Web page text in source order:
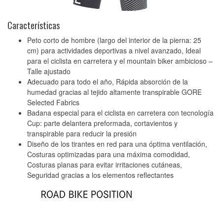
Características
Peto corto de hombre (largo del interior de la pierna: 25
cm) para actividades deportivas a nivel avanzado, Ideal
para el ciclista en carretera y el mountain biker ambicioso –
Talle ajustado
Adecuado para todo el año, Rápida absorción de la
humedad gracias al tejido altamente transpirable GORE
Selected Fabrics
Badana especial para el ciclista en carretera con tecnología
Cup: parte delantera preformada, cortavientos y
transpirable para reducir la presión
Diseño de los tirantes en red para una óptima ventilación,
Costuras optimizadas para una máxima comodidad,
Costuras planas para evitar irritaciones cutáneas,
Seguridad gracias a los elementos reflectantes